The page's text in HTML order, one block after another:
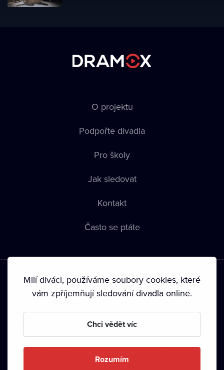
O projektu
Podpořte divadla
Pro školy
Jak sledovat
Kontakt
Často se ptáte
Podmínky používání • Ochrana soukromí • Zásady používání
• Autorská práva•
Milí diváci, používáme soubory cookies, které
vám zpříjemňují sledování divadla online.
Chci vědět víc
Rozumím